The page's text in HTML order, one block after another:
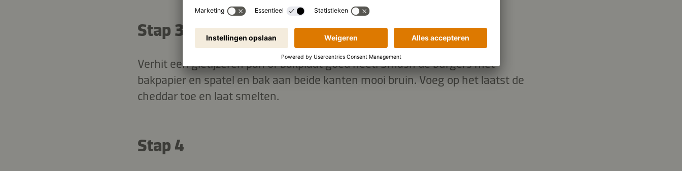
Stap 3
Verhit een gietijzeren pan of bakplaat goed heet. Smash de burgers met
bakpapier en spatel en bak aan beide kanten mooi bruin. Voeg op het laatst de
cheddar toe en laat smelten.
Stap 4